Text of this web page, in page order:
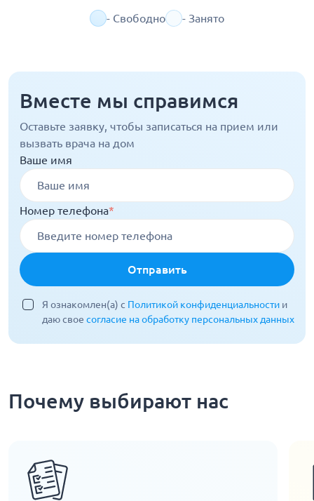
- Свободно - Занято
Вместе мы справимся
Оставьте заявку, чтобы записаться на прием или
вызвать врача на дом
Ваше имя
Номер телефона*
Отправить
Я ознакомлен(а) с Политикой конфиденциальности и
даю свое согласие на обработку персональных данных
Почему выбирают нас